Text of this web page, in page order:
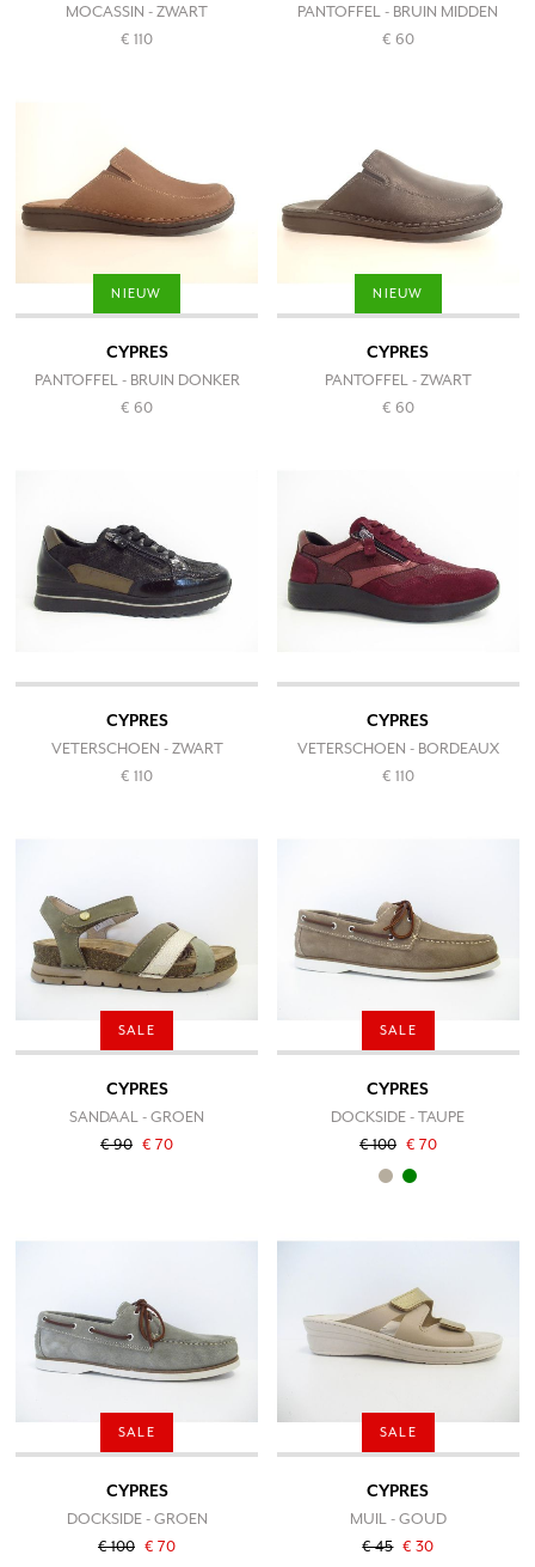
MOCASSIN - ZWART
€ 110
PANTOFFEL - BRUIN MIDDEN
€ 60
NIEUW
CYPRES
PANTOFFEL - BRUIN DONKER
€ 60
NIEUW
CYPRES
PANTOFFEL - ZWART
€ 60
CYPRES
VETERSCHOEN - ZWART
€ 110
CYPRES
VETERSCHOEN - BORDEAUX
€ 110
SALE
CYPRES
SANDAAL - GROEN
€ 90 € 70
SALE
CYPRES
DOCKSIDE - TAUPE
€ 100 € 70
SALE
CYPRES
DOCKSIDE - GROEN
€ 100 € 70
SALE
CYPRES
MUIL - GOUD
€ 45 € 30